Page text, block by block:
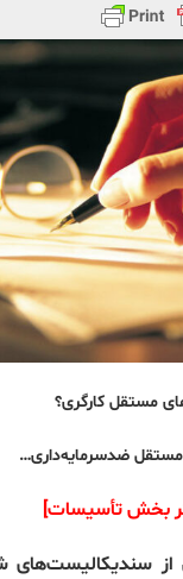
مستقل کارگری؟
مستقل ضدسرمایه‌داری…
بخش تأسیسات]
سندیکالیست‌های